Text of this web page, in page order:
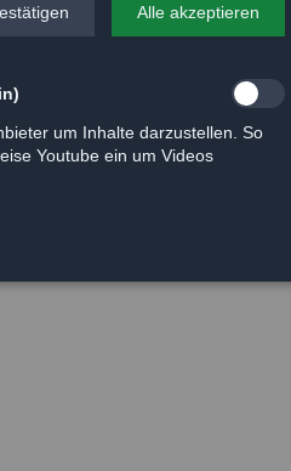
Alle akzeptieren
um Inhalte darzustellen. So
Youtube ein um Videos